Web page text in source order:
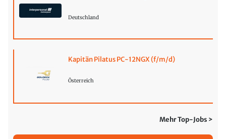
Deutschland
Kapitän Pilatus PC-12NGX (f/m/d)
Österreich
Mehr Top-Jobs >